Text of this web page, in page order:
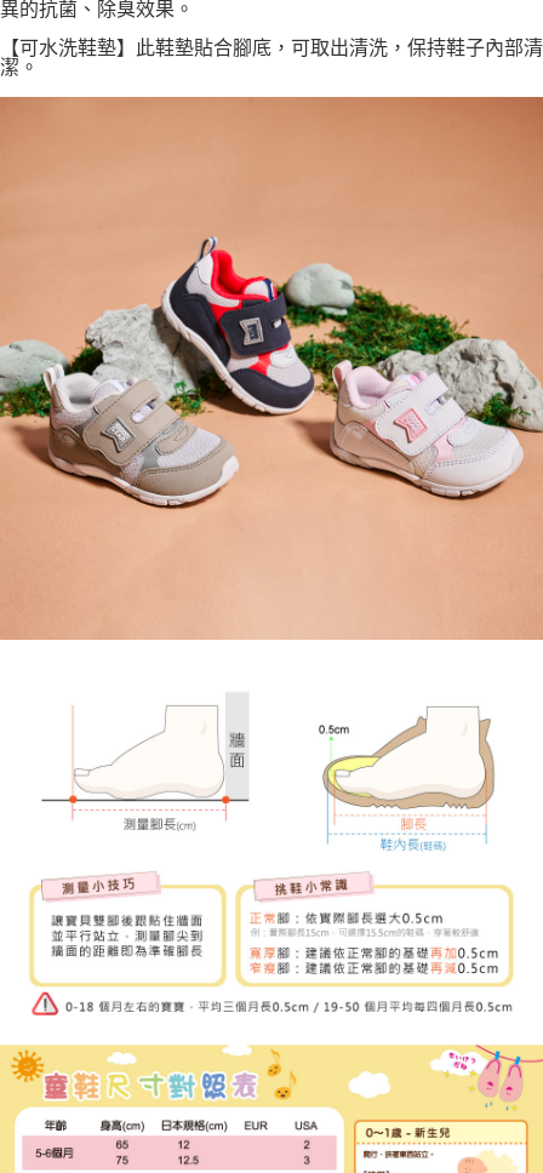
異的抗菌、除臭效果。
【可水洗鞋墊】此鞋墊貼合腳底，可取出清洗，保持鞋子內部清
潔。